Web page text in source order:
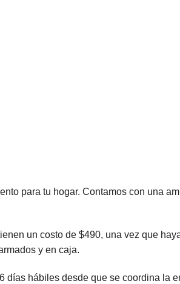
para tu hogar. Contamos con una
un costo de $490, una vez que
y en caja.
hábiles desde que se coordina la